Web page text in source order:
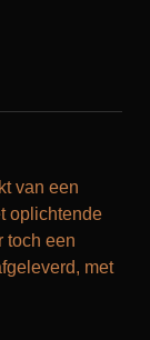
van een
oplichtende
toch een
met